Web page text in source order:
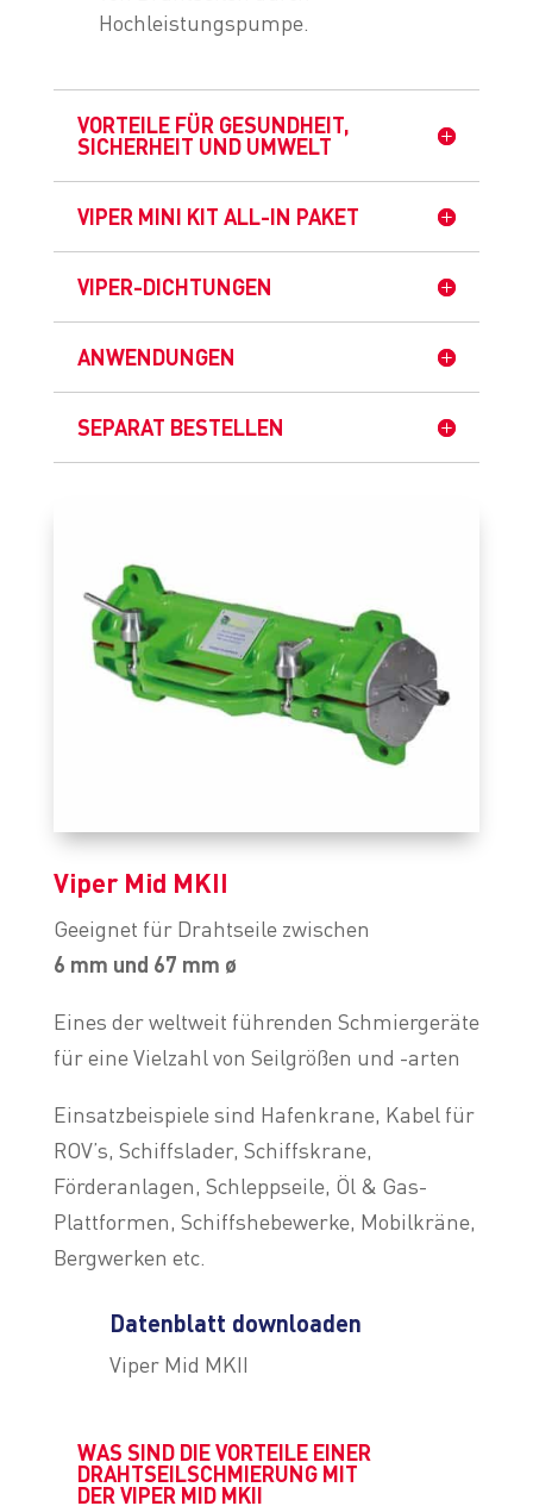
Hochleistungspumpe.
VORTEILE FÜR GESUNDHEIT,
SICHERHEIT UND UMWELT
VIPER MINI KIT ALL-IN PAKET
VIPER-DICHTUNGEN
ANWENDUNGEN
SEPARAT BESTELLEN
Viper Mid MKII
Geeignet für Drahtseile zwischen
6 mm und 67 mm ø
Eines der weltweit führenden Schmiergeräte
für eine Vielzahl von Seilgrößen und -arten
Einsatzbeispiele sind Hafenkrane, Kabel für
ROV’s, Schiffslader, Schiffskrane,
Förderanlagen, Schleppseile, Öl & Gas-
Plattformen, Schiffshebewerke, Mobilkräne,
Bergwerken etc.
Datenblatt downloaden
Viper Mid MKII
WAS SIND DIE VORTEILE EINER
DRAHTSEILSCHMIERUNG MIT
DER VIPER MID MKII